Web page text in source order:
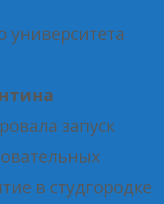
университета
запуск
в студгородке